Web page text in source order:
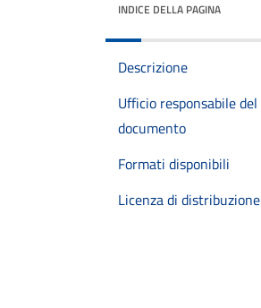
INDICE DELLA PAGINA
Descrizione
Ufficio responsabile del
documento
Formati disponibili
Licenza di distribuzione